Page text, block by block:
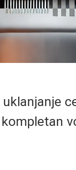
kompletan